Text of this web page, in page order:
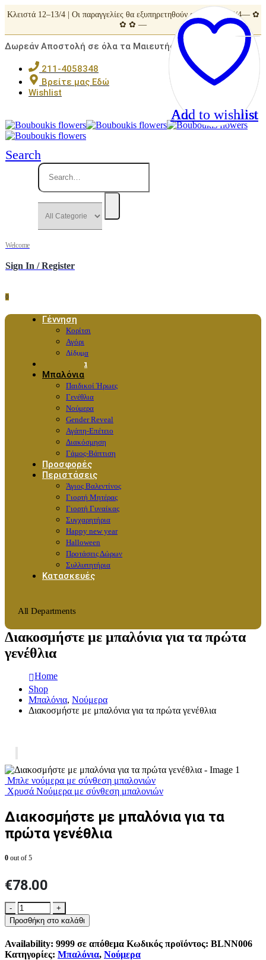
Κλειστά 12–13/4 | Οι παραγγελίες θα εξυπηρετηθούν από Τρίτη 14/4— ✿
✿ ✿ —
Δωρεάν Αποστολή σε όλα τα Μαιευτήρια της Αττικής
211-4058348
Βρείτε μας Εδώ
Wishlist
Search
Welcome
Sign In / Register
0
Γέννηση
Κορίτσι
Αγόρι
Δίδυμα
Λουλούδια
Μπαλόνια
Παιδικοί Ήρωες
Γενέθλια
Νούμερα
Gender Reveal
Αγάπη-Επέτειο
Διακόσμηση
Γάμος-Βάπτιση
Προσφορές
Περιστάσεις
Άγιος Βαλεντίνος
Γιορτή Μητέρας
Γιορτή Γυναίκας
Συγχαρητήρια
Happy new year
Halloween
Προτάσεις Δώρων
Συλλυπητήρια
Κατασκευές
All Departments
Διακοσμήστε με μπαλόνια για τα πρώτα
γενέθλια
Home
Shop
Μπαλόνια, Νούμερα
Διακοσμήστε με μπαλόνια για τα πρώτα γενέθλια
Μπλε νούμερα με σύνθεση μπαλονιών
Χρυσά Νούμερα με σύνθεση μπαλονιών
Διακοσμήστε με μπαλόνια για τα
πρώτα γενέθλια
0 out of 5
€78.00
-
+
Προσθήκη στο καλάθι
Availability: 9999 σε απόθεμα Κωδικός προϊόντος: BLNN006
Κατηγορίες: Μπαλόνια, Νούμερα
Add to wishlist
Add to wishlist
Add to wishlist
Add to wishlist
Add to wishlist